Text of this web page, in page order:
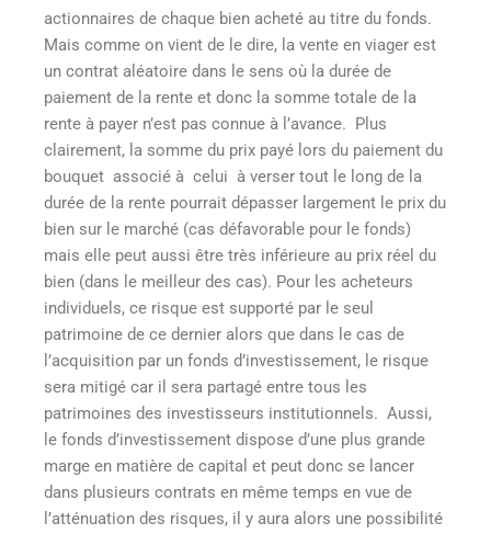
actionnaires de chaque bien acheté au titre du fonds.
Mais comme on vient de le dire, la vente en viager est
un contrat aléatoire dans le sens où la durée de
paiement de la rente et donc la somme totale de la
rente à payer n’est pas connue à l’avance. Plus
clairement, la somme du prix payé lors du paiement du
bouquet associé à celui à verser tout le long de la
durée de la rente pourrait dépasser largement le prix du
bien sur le marché (cas défavorable pour le fonds)
mais elle peut aussi être très inférieure au prix réel du
bien (dans le meilleur des cas). Pour les acheteurs
individuels, ce risque est supporté par le seul
patrimoine de ce dernier alors que dans le cas de
l’acquisition par un fonds d’investissement, le risque
sera mitigé car il sera partagé entre tous les
patrimoines des investisseurs institutionnels. Aussi,
le fonds d’investissement dispose d’une plus grande
marge en matière de capital et peut donc se lancer
dans plusieurs contrats en même temps en vue de
l’atténuation des risques, il y aura alors une possibilité